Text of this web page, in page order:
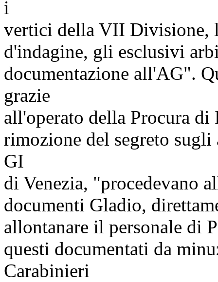
i
vertici della VII Divisione,
d'indagine, gli esclusivi
documentazione all'AG".
grazie
all'operato della Procura
rimozione del segreto
GI
di Venezia, "procedevano
documenti Gladio,
allontanare il personale di
questi documentati da
Carabinieri